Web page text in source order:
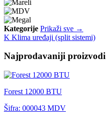
Kategorije Prikaži sve →
K Klima uređaji (split sistemi)
Najprodavaniji proizvodi
Forest 12000 BTU
Šifra: 000043 MDV